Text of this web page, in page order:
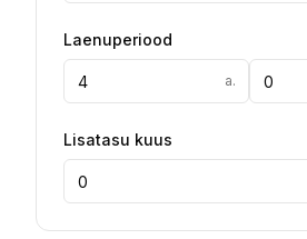
Laenuperiood
a.
Lisatasu kuus